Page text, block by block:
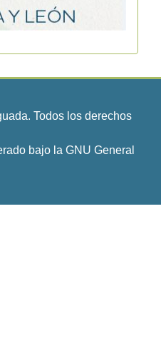
Todos los derechos
bajo la GNU General